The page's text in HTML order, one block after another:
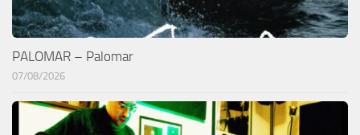
PALOMAR – Palomar
07/08/2026